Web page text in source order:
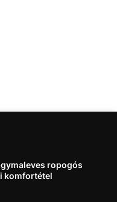
ropogós
komfortétel